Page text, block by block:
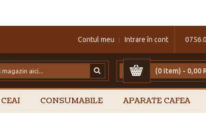
Contul meu Intrare în cont
(0 item) - 0,00
CEAI CONSUMABILE APARATE CAFEA